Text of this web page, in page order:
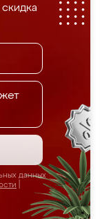
скидка
данных